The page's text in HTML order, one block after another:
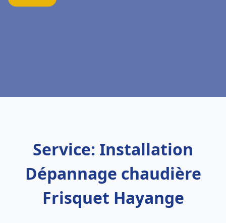
Service: Installation
Dépannage chaudière
Frisquet Hayange